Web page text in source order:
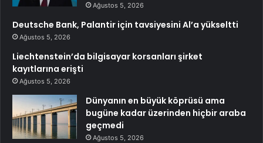
Ağustos 5, 2026
Deutsche Bank, Palantir için tavsiyesini Al’a yükseltti
Ağustos 5, 2026
Liechtenstein’da bilgisayar korsanları şirket
kayıtlarına erişti
Ağustos 5, 2026
Dünyanın en büyük köprüsü ama
bugüne kadar üzerinden hiçbir araba
geçmedi
Ağustos 5, 2026